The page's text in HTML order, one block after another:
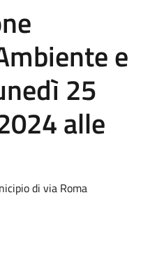
e
25
alle
di via Roma